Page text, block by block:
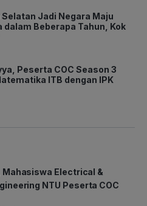
Selatan Jadi Negara Maju
dalam Beberapa Tahun, Kok
Peserta COC Season 3
ITB dengan IPK
Electrical &
NTU Peserta COC